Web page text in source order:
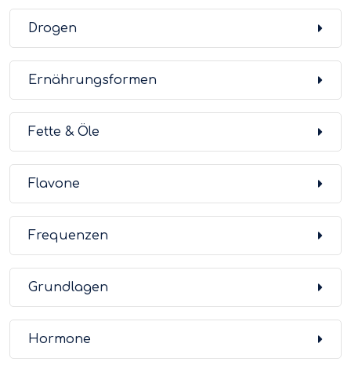
Drogen
Ernährungsformen
Fette & Öle
Flavone
Frequenzen
Grundlagen
Hormone